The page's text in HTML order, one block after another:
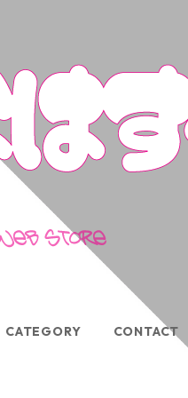
CATEGORY CONTACT